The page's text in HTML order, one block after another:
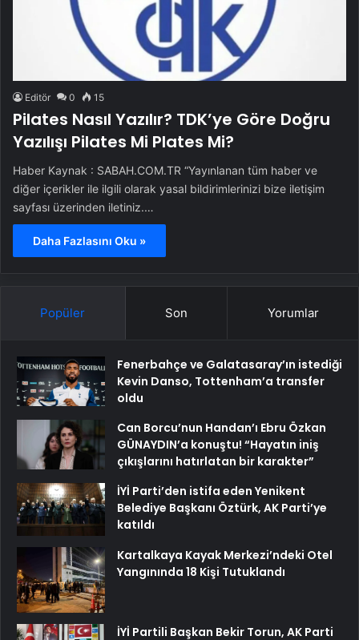
Editör 0 15
Pilates Nasıl Yazılır? TDK’ye Göre Doğru
Yazılışı Pilates Mi Plates Mi?
Haber Kaynak : SABAH.COM.TR “Yayınlanan tüm haber ve
diğer içerikler ile ilgili olarak yasal bildirimlerinizi bize iletişim
sayfası üzerinden iletiniz.…
Daha Fazlasını Oku »
Popüler Son Yorumlar
Fenerbahçe ve Galatasaray’ın istediği
Kevin Danso, Tottenham’a transfer
oldu
Can Borcu’nun Handan’ı Ebru Özkan
GÜNAYDIN’a konuştu! “Hayatın iniş
çıkışlarını hatırlatan bir karakter”
İYİ Parti’den istifa eden Yenikent
Belediye Başkanı Öztürk, AK Parti’ye
katıldı
Kartalkaya Kayak Merkezi’ndeki Otel
Yangınında 18 Kişi Tutuklandı
İYİ Partili Başkan Bekir Torun, AK Parti